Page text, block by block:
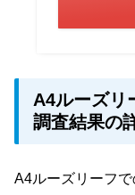
A4ルーズリ
調査結果の
A4ルーズリーフ